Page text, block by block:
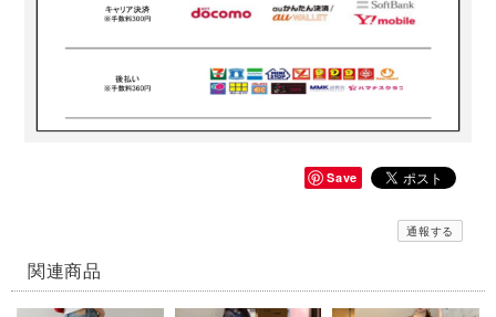
Save
通報する
関連商品